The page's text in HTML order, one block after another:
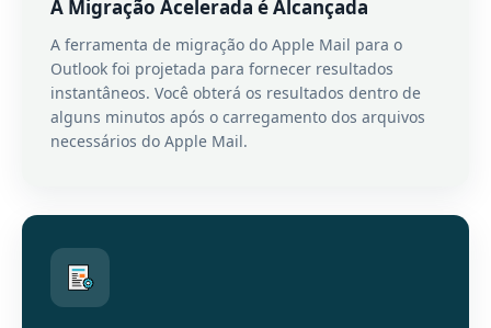
A Migração Acelerada é Alcançada
A ferramenta de migração do Apple Mail para o
Outlook foi projetada para fornecer resultados
instantâneos. Você obterá os resultados dentro de
alguns minutos após o carregamento dos arquivos
necessários do Apple Mail.